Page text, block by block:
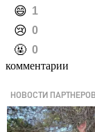
️😄 1
️😢 0
️🤬 0
комментарии